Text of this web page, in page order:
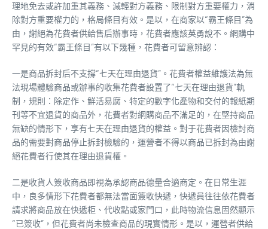
理地免去或許加重其義務、減輕對方義務、限制對方重要權力，消
除對方重要權力的，格局條目有效。是以，在商家以“霸王條目”為
由，謝絕為花費者供給售后辦事時，花費者應該英勇說不。網購中
罕見的有效“霸王條目”有以下幾種，花費者可留意辨認：
一是商品拆封后不支撐“七天在理由退貨”。花費者權益維護法為無
法現場體驗商品或辦事的收集花費者設置了“七天在理由退貨”軌
制，規則：除定作、鮮活易腐、特定的數字化產物和交付的報紙期
刊等不宜退貨的商品外，花費者對網購商品不滿足的，在堅持商品
無缺的情形下，享有七天在理由退貨的權益。對于花費者因檢討商
品的需要對商品停止拆封檢驗的，運營者不得以商品已拆封為由謝
絕花費者行使其在理由退貨權。
二是收貨人簽收商品即視為承認商品德量合適商定。在日常生涯
中，良多情形下花費者都無法當面簽收快遞，快遞員往往依花費者
請求將商品放在快遞柜、代收點或家門口，此時物流信息固然顯示
“已簽收”，但花費者尚未檢查商品的現實情形。是以，運營者供給